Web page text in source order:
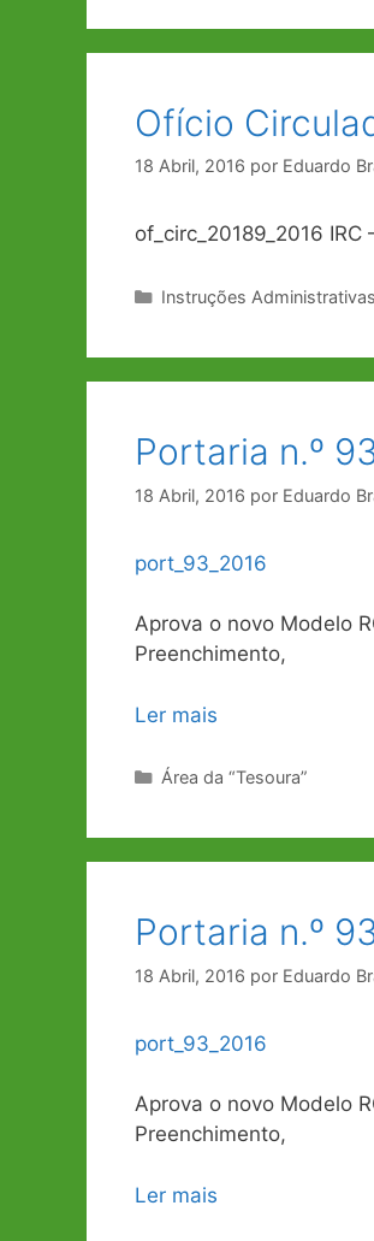
Ofício
18 Abril, 2016 por Eduardo
of_circ_20189_2016
Categorias
Instruções Administrativas
Portaria n.º
18 Abril, 2016 por Eduardo
port_93_2016
Aprova o novo Modelo
Preenchimento,
Ler mais
Categorias
Área da “Tesoura”
Portaria n.º
18 Abril, 2016 por Eduardo
port_93_2016
Aprova o novo Modelo
Preenchimento,
Ler mais